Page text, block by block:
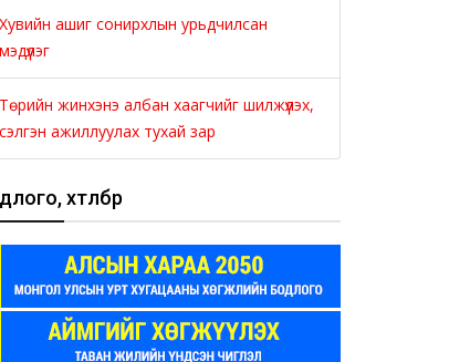
Хувийн ашиг сонирхлын урьдчилсан
мэдүүлэг
Төрийн жинхэнэ албан хаагчийг шилжүүлэх,
сэлгэн ажиллуулах тухай зар
хөтөлбөр